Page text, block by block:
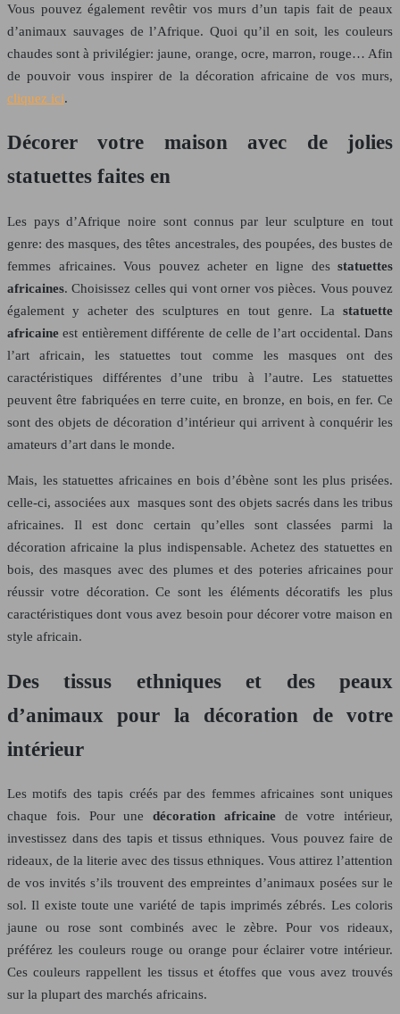
Vous pouvez également revêtir vos murs d’un tapis fait de peaux
d’animaux sauvages de l’Afrique. Quoi qu’il en soit, les couleurs
chaudes sont à privilégier: jaune, orange, ocre, marron, rouge… Afin
de pouvoir vous inspirer de la décoration africaine de vos murs,
cliquez ici.
Décorer votre maison avec de jolies
statuettes faites en
Les pays d’Afrique noire sont connus par leur sculpture en tout
genre: des masques, des têtes ancestrales, des poupées, des bustes de
femmes africaines. Vous pouvez acheter en ligne des statuettes
africaines. Choisissez celles qui vont orner vos pièces. Vous pouvez
également y acheter des sculptures en tout genre. La statuette
africaine est entièrement différente de celle de l’art occidental. Dans
l’art africain, les statuettes tout comme les masques ont des
caractéristiques différentes d’une tribu à l’autre. Les statuettes
peuvent être fabriquées en terre cuite, en bronze, en bois, en fer. Ce
sont des objets de décoration d’intérieur qui arrivent à conquérir les
amateurs d’art dans le monde.
Mais, les statuettes africaines en bois d’ébène sont les plus prisées.
celle-ci, associées aux masques sont des objets sacrés dans les tribus
africaines. Il est donc certain qu’elles sont classées parmi la
décoration africaine la plus indispensable. Achetez des statuettes en
bois, des masques avec des plumes et des poteries africaines pour
réussir votre décoration. Ce sont les éléments décoratifs les plus
caractéristiques dont vous avez besoin pour décorer votre maison en
style africain.
Des tissus ethniques et des peaux
d’animaux pour la décoration de votre
intérieur
Les motifs des tapis créés par des femmes africaines sont uniques
chaque fois. Pour une décoration africainede votre intérieur,
investissez dans des tapis et tissus ethniques. Vous pouvez faire de
rideaux, de la literie avec des tissus ethniques. Vous attirez l’attention
de vos invités s’ils trouvent des empreintes d’animaux posées sur le
sol. Il existe toute une variété de tapis imprimés zébrés. Les coloris
jaune ou rose sont combinés avec le zèbre. Pour vos rideaux,
préférez les couleurs rouge ou orange pour éclairer votre intérieur.
Ces couleurs rappellent les tissus et étoffes que vous avez trouvés
sur la plupart des marchés africains.